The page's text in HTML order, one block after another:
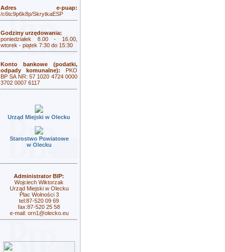
Adres e-puap:
/c6tc9p6k8p/SkrytkaESP
Godziny urzędowania:
poniedziałek 8.00 - 16.00,
wtorek - piątek 7:30 do 15:30
Konto bankowe (podatki,
odpady komunalne): PKO
BP SA NR: 57 1020 4724 0000
3702 0007 6117
Urząd Miejski w Olecku
Starostwo Powiatowe
w Olecku
Administrator BIP:
Wojciech Wiktorzak
Urząd Miejski w Olecku
Plac Wolności 3
tel:87-520 09 69
fax:87-520 25 58
e-mail: orn1@olecko.eu